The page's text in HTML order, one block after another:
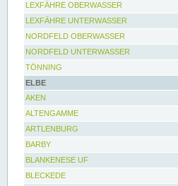
LEXFÄHRE OBERWASSER
LEXFÄHRE UNTERWASSER
NORDFELD OBERWASSER
NORDFELD UNTERWASSER
TÖNNING
ELBE
AKEN
ALTENGAMME
ARTLENBURG
BARBY
BLANKENESE UF
BLECKEDE